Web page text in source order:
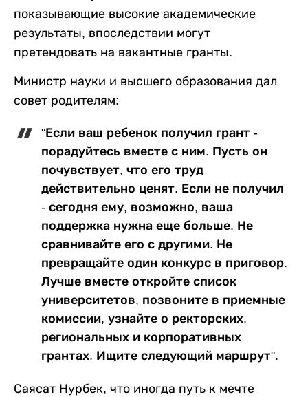
показывающие высокие академические
результаты, впоследствии могут
претендовать на вакантные гранты.
Министр науки и высшего образования дал
совет родителям:
"Если ваш ребенок получил грант -
порадуйтесь вместе с ним. Пусть он
почувствует, что его труд
действительно ценят. Если не получил
- сегодня ему, возможно, ваша
поддержка нужна еще больше. Не
сравнивайте его с другими. Не
превращайте один конкурс в приговор.
Лучше вместе откройте список
университетов, позвоните в приемные
комиссии, узнайте о ректорских,
региональных и корпоративных
грантах. Ищите следующий маршрут".
Саясат Нурбек, что иногда путь к мечте